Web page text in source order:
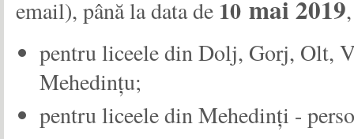
email), până la data de 10 mai 2019
pentru liceele din Dolj, Gorj, Olt,
Mehedințu;
pentru liceele din Mehedinți -